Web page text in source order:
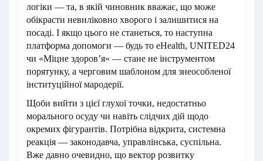
логіки — та, в якій чиновник вважає, що може
обікрасти невиліковно хворого і залишитися на
посаді. І якщо цього не станеться, то наступна
платформа допомоги — будь то eHealth, UNITED24
чи «Міцне здоров’я» — стане не інструментом
порятунку, а черговим шаблоном для знеособленої
інституційної мародерії.
Щоби вийти з цієї глухої точки, недостатньо
морального осуду чи навіть слідчих дій щодо
окремих фігурантів. Потрібна відкрита, системна
реакція — законодавча, управлінська, суспільна.
Вже давно очевидно, що вектор розвитку